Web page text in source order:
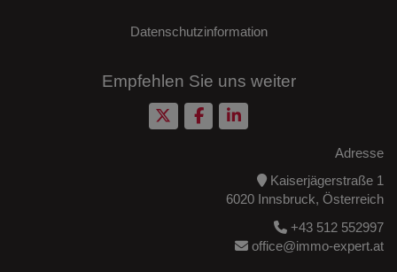
Datenschutzinformation
Empfehlen Sie uns weiter
Adresse
Kaiserjägerstraße 1
6020 Innsbruck, Österreich
+43 512 552997
office@immo-expert.at